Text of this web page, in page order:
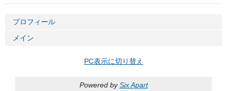
プロフィール
メイン
PC表示に切り替え
Powered bySix Apart